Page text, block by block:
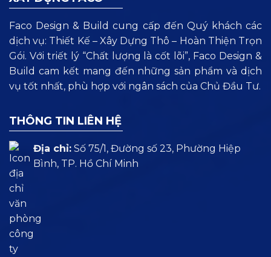
Faco Design & Build cung cấp đến Quý khách các
dịch vụ: Thiết Kế – Xây Dựng Thô – Hoàn Thiện Trọn
Gói. Với triết lý “Chất lượng là cốt lõi”, Faco Design &
Build cam kết mang đến những sản phẩm và dịch
vụ tốt nhất, phù hợp với ngân sách của Chủ Đầu Tư.
THÔNG TIN LIÊN HỆ
Địa chỉ: Số 75/1, Đường số 23, Phường Hiệp
Bình, TP. Hồ Chí Minh